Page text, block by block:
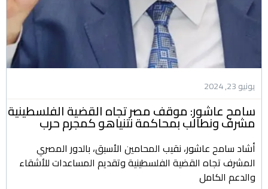
يونيو 23, 2024
سامح عاشور: موقف مصر تجاه القضية الفلسطينية
مشرف ونطالب بمحاكمة نتنياهو كمجرم حرب
أشاد سامح عاشور، نقيب المحامين الأسبق، بالدور المصري
المشرف تجاه القضية الفلسطينية وتقديم المساعدات للأشقاء
والدعم الكامل